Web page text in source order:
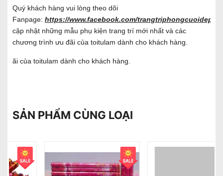
Quý khách hàng vui lòng theo dõi
Fanpage: https://www.facebook.com/trangtriphongcuoidep/
cập nhật những mẫu phụ kiện trang trí mới nhất và các
chương trình ưu đãi của toitulam dành cho khách hàng.
ãi của toitulam dành cho khách hàng.
SẢN PHẨM CÙNG LOẠI